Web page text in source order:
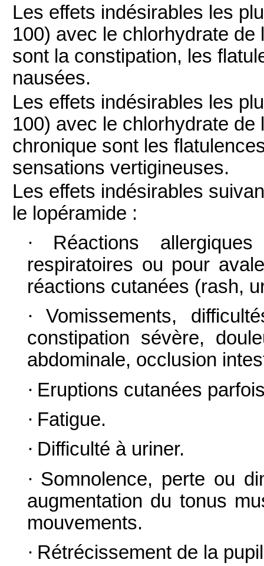
Les effets indésirables les
100) avec le chlorhydrate
sont la constipation, les
nausées.
Les effets indésirables les
100) avec le chlorhydrate
chronique sont les
sensations vertigineuses.
Les effets indésirables
le lopéramide :
·
Réactions
respiratoires ou pour
réactions cutanées (rash,
·
Vomissements,
constipation sévère,
abdominale, occlusion
· Eruptions cutanées
· Fatigue.
· Difficulté à uriner.
· Somnolence, perte ou
augmentation du tonus
mouvements.
· Rétrécissement de la